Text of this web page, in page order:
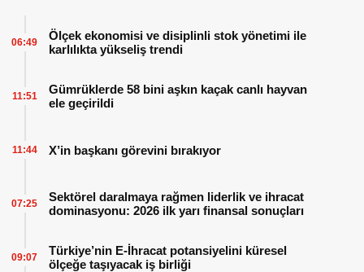
Ölçek ekonomisi ve disiplinli stok yönetimi ile
karlılıkta yükseliş trendi
06:49
Gümrüklerde 58 bini aşkın kaçak canlı hayvan
ele geçirildi
11:51
X’in başkanı görevini bırakıyor
11:44
Sektörel daralmaya rağmen liderlik ve ihracat
dominasyonu: 2026 ilk yarı finansal sonuçları
07:25
Türkiye’nin E-İhracat potansiyelini küresel
ölçeğe taşıyacak iş birliği
09:07